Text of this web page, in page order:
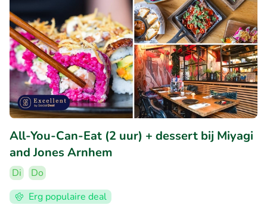
All-You-Can-Eat (2 uur) + dessert bij Miyagi
and Jones Arnhem
Di
Do
Erg populaire deal